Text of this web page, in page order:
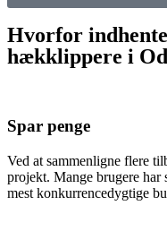
Hvorfor
hækklippere i
Spar penge
Ved at sammenligne flere
projekt. Mange brugere har
mest konkurrencedygtige